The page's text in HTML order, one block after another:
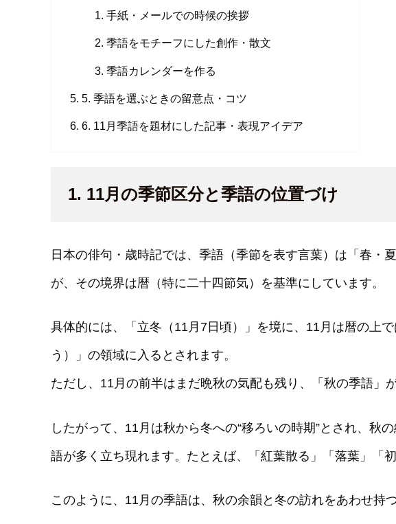
手紙・メールでの時候の挨拶
季語をモチーフにした創作・散文
季語カレンダーを作る
5. 季語を選ぶときの留意点・コツ
6. 11月季語を題材にした記事・表現アイデア
1. 11月の季節区分と季語の位置づけ
日本の俳句・歳時記では、季語（季節を表す言葉）は「春・
が、その境界は暦（特に二十四節気）を基準にしています。
具体的には、「立冬（11月7日頃）」を境に、11月は暦の上
う）」の領域に入るとされます。
ただし、11月の前半はまだ晩秋の気配も残り、「秋の季語」
したがって、11月は秋から冬への“移ろいの時期”とされ、秋
語が多く立ち現れます。たとえば、「紅葉散る」「落葉」「
このように、11月の季語は、秋の余韻と冬の訪れをあわせ持